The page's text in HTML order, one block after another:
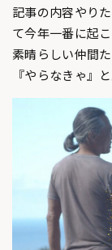
記事の内容やり
て今年一番に起
素晴らしい仲間
『やらなきゃ』